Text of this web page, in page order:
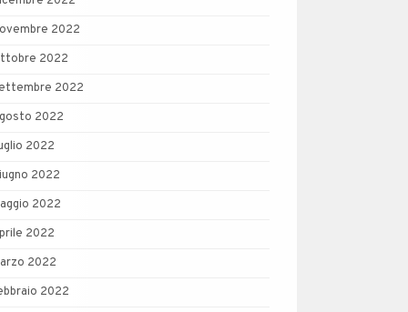
2022
2022
2022
2022
2022
2022
2022
2022
2022
2022